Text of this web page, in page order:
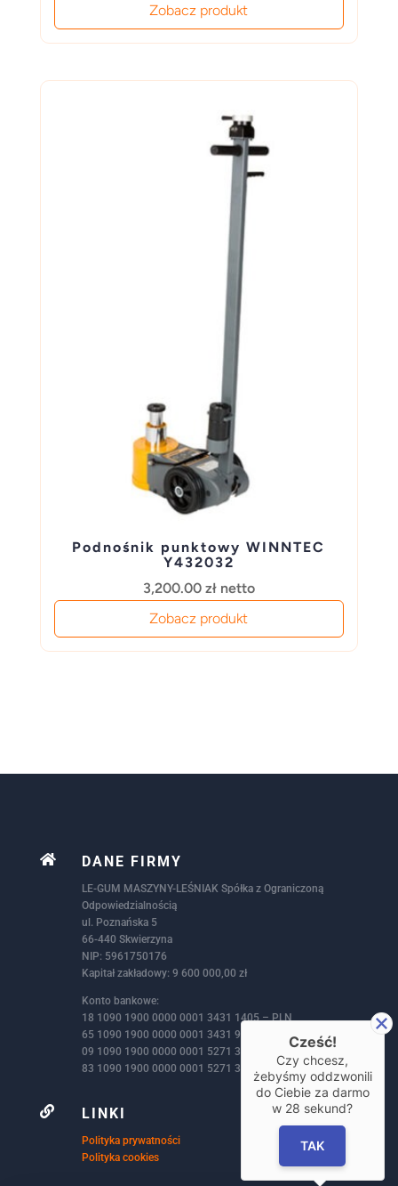
Zobacz produkt
Podnośnik punktowy WINNTEC
Y432032
3,200.00 zł netto
Zobacz produkt
 DANE FIRMY
LE-GUM MASZYNY-LEŚNIAK Spółka z Ograniczoną
Odpowiedzialnością
ul. Poznańska 5
66-440 Skwierzyna
NIP: 5961750176
Kapitał zakładowy: 9 600 000,00 zł
Konto bankowe:
18 1090 1900 0000 0001 3431 1405 – PLN
65 1090 1900 0000 0001 3431 9386 – EUR
09 1090 1900 0000 0001 5271 3146 – GBP
83 1090 1900 0000 0001 5271 3172 – USD
 LINKI
Polityka prywatności
Polityka cookies
Cześć!
Czy chcesz,
żebyśmy oddzwonili
do Ciebie za darmo
w 28 sekund?
TAK